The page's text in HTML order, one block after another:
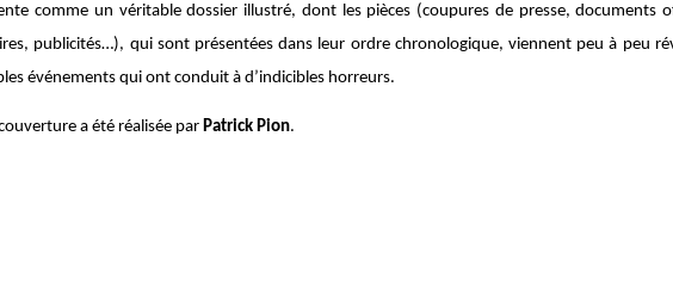
comme un véritable dossier illustré, dont les pièces (coupures de presse, documents
publicités…), qui sont présentées dans leur ordre chronologique, viennent peu à peu
événements qui ont conduit à d’indicibles horreurs.
a été réalisée par Patrick Pion.